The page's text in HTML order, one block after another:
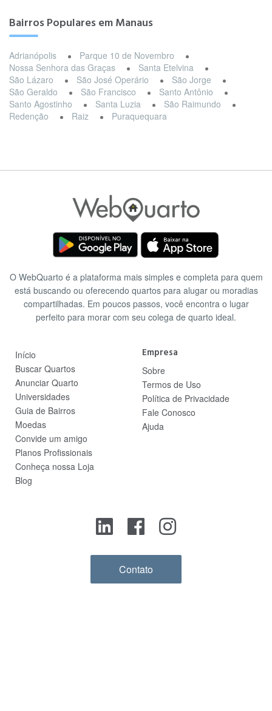
Bairros Populares em Manaus
Adrianópolis
Parque 10 de Novembro
Nossa Senhora das Graças
Santa Etelvina
São Lázaro
São José Operário
São Jorge
São Geraldo
São Francisco
Santo Antônio
Santo Agostinho
Santa Luzia
São Raimundo
Redenção
Raiz Puraquequara
O WebQuarto é a plataforma mais simples e completa para quem
está buscando ou oferecendo quartos para alugar ou moradias
compartilhadas. Em poucos passos, você encontra o lugar
perfeito para morar com seu colega de quarto ideal.
Início
Buscar Quartos
Anunciar Quarto
Universidades
Guia de Bairros
Moedas
Convide um amigo
Planos Profissionais
Conheça nossa Loja
Blog
Empresa
Sobre
Termos de Uso
Política de Privacidade
Fale Conosco
Ajuda
Contato